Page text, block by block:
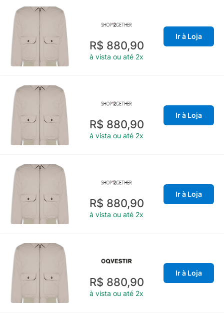
R$ 880,90
à vista ou até 2x
Ir à Loja
R$ 880,90
à vista ou até 2x
Ir à Loja
R$ 880,90
à vista ou até 2x
Ir à Loja
R$ 880,90
à vista ou até 2x
Ir à Loja